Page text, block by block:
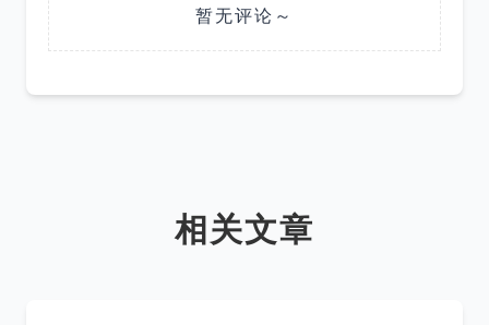
暂无评论～
相关文章